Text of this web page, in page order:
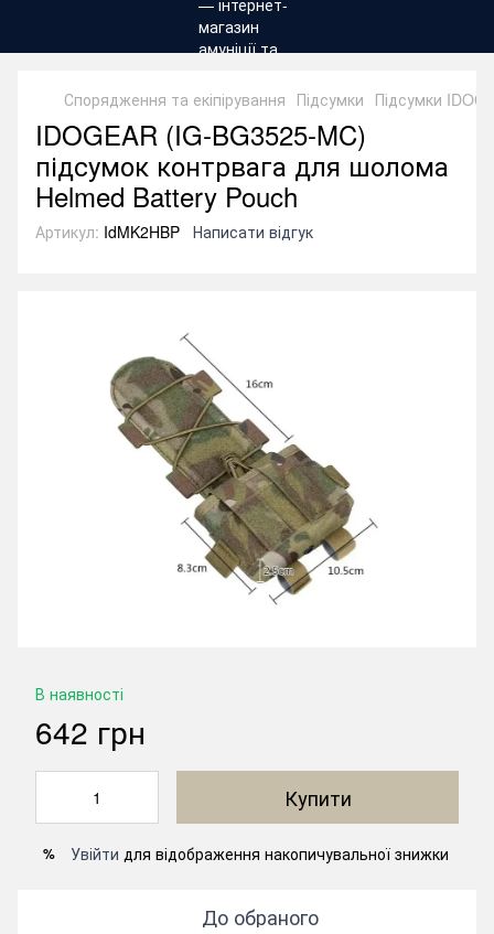
Спорядження та екіпірування Підсумки Підсумки
IDOGEAR (IG-BG3525-MC)
підсумок контрвага для шолома
Helmed Battery Pouch
Артикул: IdMK2HBP Написати відгук
В наявності
642 грн
Купити
% Увійти для відображення накопичувальної знижки
До обраного